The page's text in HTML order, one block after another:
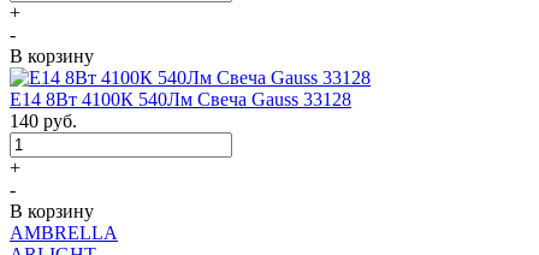
+
-
В корзину
Е14 8Вт 4100К 540Лм Свеча Gauss 33128
140 руб.
+
-
В корзину
AMBRELLA